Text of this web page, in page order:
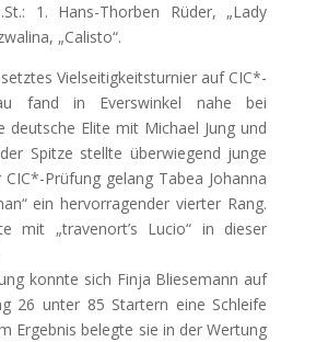
1. Hans-Thorben Rüder, „Lady
„Calisto“.
Vielseitigkeitsturnier auf CIC*-
fand in Everswinkel nahe bei
deutsche Elite mit Michael Jung und
Spitze stellte überwiegend junge
Prüfung gelang Tabea Johanna
ein hervorragender vierter Rang.
mit „travenort’s Lucio“ in dieser
konnte sich Finja Bliesemann auf
26 unter 85 Startern eine Schleife
Ergebnis belegte sie in der Wertung